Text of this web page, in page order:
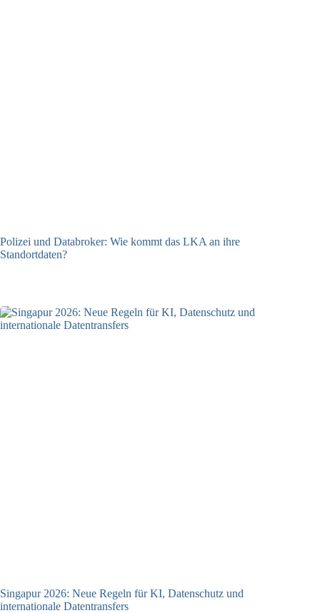
Polizei und Databroker: Wie kommt das LKA an ihre
Standortdaten?
Singapur 2026: Neue Regeln für KI, Datenschutz und
internationale Datentransfers